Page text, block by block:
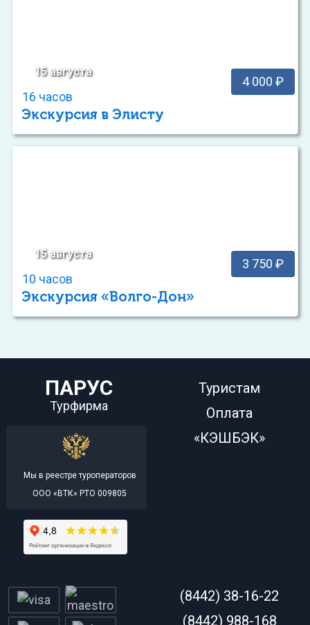
15 августа
4 000 ₽
16 часов
Экскурсия в Элисту
15 августа
3 750 ₽
10 часов
Экскурсия «Волго-Дон»
ПАРУС
Турфирма
Мы в реестре туроператоров
ООО «ВТК» РТО 009805
Туристам
Оплата
«КЭШБЭК»
(8442) 38-16-22
(8442) 988-168